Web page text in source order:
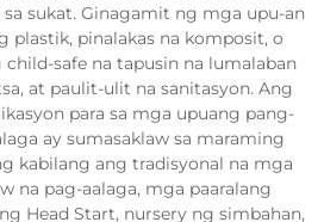
sukat. Ginagamit ng mga upu-an
plastik, pinalakas na komposit, o
child-safe na tapusin na lumalaban
at paulit-ulit na sanitasyon. Ang
para sa mga upuang pang-
ay sumasaklaw sa maraming
kabilang ang tradisyonal na mga
na pag-aalaga, mga paaralang
Head Start, nursery ng simbahan,